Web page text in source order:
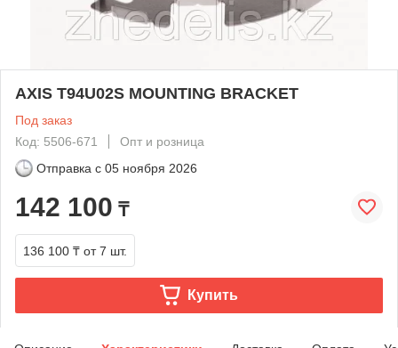
AXIS T94U02S MOUNTING BRACKET
Под заказ
Код: 5506-671
Опт и розница
Отправка с 05 ноября 2026
142 100 ₸
136 100 ₸ от 7 шт.
Купить